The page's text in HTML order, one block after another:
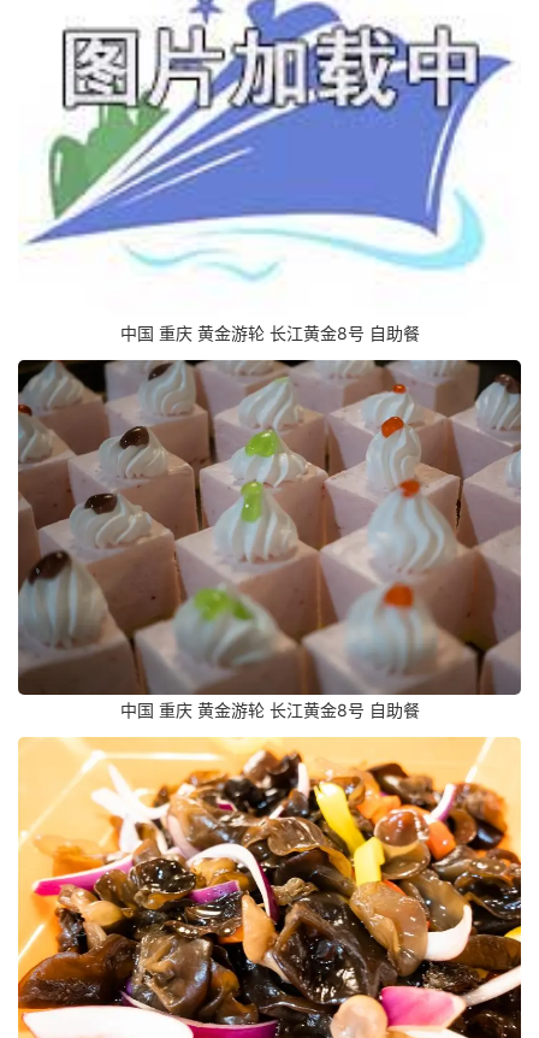
中国 重庆 黄金游轮 长江黄金8号 自助餐
中国 重庆 黄金游轮 长江黄金8号 自助餐